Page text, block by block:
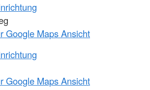
Google Maps Ansicht
Google Maps Ansicht